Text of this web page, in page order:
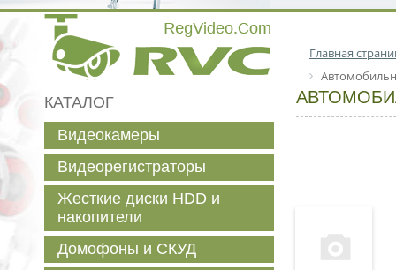
Главная
КАТАЛОГ
Видеокамеры
Видеорегистраторы
Жесткие диски HDD и
накопители
Домофоны и СКУД